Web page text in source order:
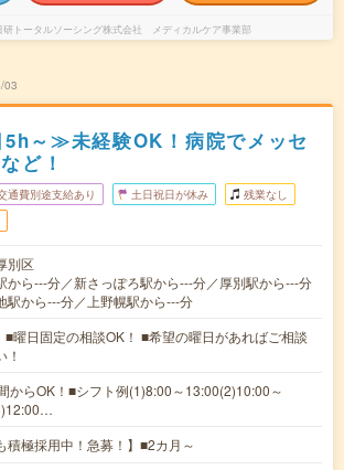
研トータルソーシング株式会社 メディカルケア事業部
03
～≫未経験OK！病院でメッセ
ど！
通費別途支給あり 土日祝日が休み 残業なし
別区
から---分／新さっぽろ駅から---分／厚別駅から---分
駅から---分／上野幌駅から---分
■曜日固定の相談OK！ ■希望の曜日があればご相談
！
からOK！■シフト例(1)8:00～13:00(2)10:00～
積極採用中！急募！】■2カ月～